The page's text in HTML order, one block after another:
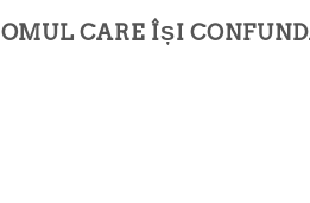
OMUL CARE ÎȘI